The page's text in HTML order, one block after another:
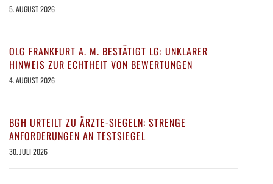
5. AUGUST 2026
OLG FRANKFURT A. M. BESTÄTIGT LG: UNKLARER
HINWEIS ZUR ECHTHEIT VON BEWERTUNGEN
4. AUGUST 2026
BGH URTEILT ZU ÄRZTE-SIEGELN: STRENGE
ANFORDERUNGEN AN TESTSIEGEL
30. JULI 2026